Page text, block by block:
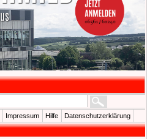
Impressum Hilfe
Datenschutzerklärung